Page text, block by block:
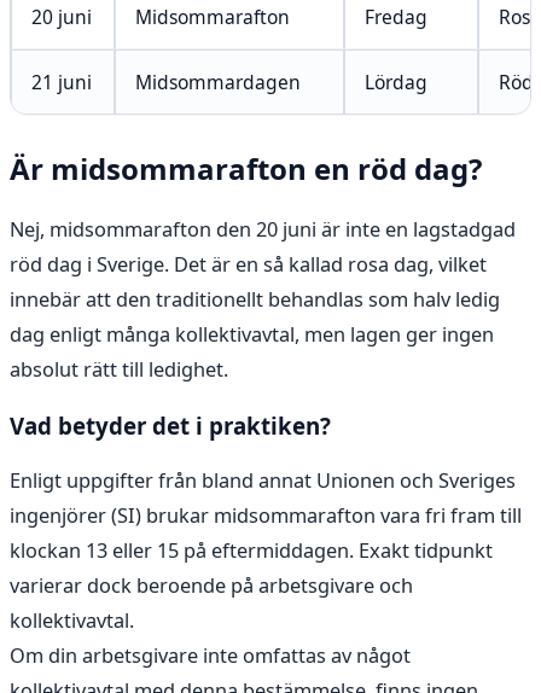
20 juni Midsommarafton Fredag
21 juni Midsommardagen Lördag
Är midsommarafton en röd dag?
Nej, midsommarafton den 20 juni är inte en lagstadgad
röd dag i Sverige. Det är en så kallad rosa dag, vilket
innebär att den traditionellt behandlas som halv ledig
dag enligt många kollektivavtal, men lagen ger ingen
absolut rätt till ledighet.
Vad betyder det i praktiken?
Enligt uppgifter från bland annat Unionen och Sveriges
ingenjörer (SI) brukar midsommarafton vara fri fram till
klockan 13 eller 15 på eftermiddagen. Exakt tidpunkt
varierar dock beroende på arbetsgivare och
kollektivavtal.
Om din arbetsgivare inte omfattas av något